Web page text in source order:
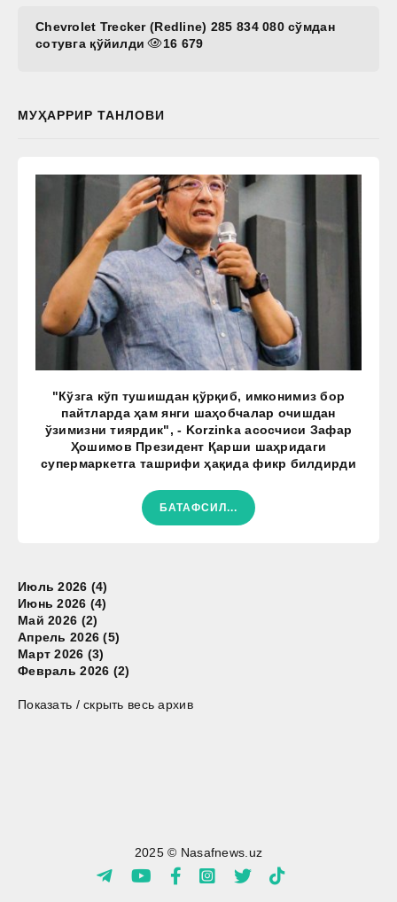
Chevrolet Trecker (Redline) 285 834 080 сўмдан
сотувга қўйилди
16 679
МУҲАРРИР ТАНЛОВИ
"Кўзга кўп тушишдан қўрқиб, имконимиз бор
пайтларда ҳам янги шаҳобчалар очишдан
ўзимизни тиярдик", - Korzinka асосчиси Зафар
Ҳошимов Президент Қарши шаҳридаги
супермаркетга ташрифи ҳақида фикр билдирди
БАТАФСИЛ...
Июль 2026 (4)
Июнь 2026 (4)
Май 2026 (2)
Апрель 2026 (5)
Март 2026 (3)
Февраль 2026 (2)
Показать / скрыть весь архив
2025 © Nasafnews.uz